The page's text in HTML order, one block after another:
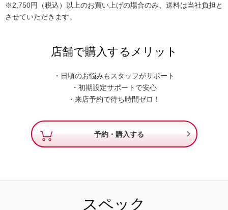
※2,750円（税込）以上のお買い上げの場合のみ、送料は当社負担と
させていただきます。
店舗で購入するメリット
・日頃のお悩みもスタッフがサポート
・初期設定サポートで安心
・来店予約で待ち時間ゼロ！
予約・購入する 
スペック